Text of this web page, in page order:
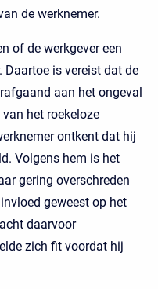
de werknemer.
of de werkgever een
Daartoe is vereist dat de
aan het ongeval
het roekeloze
ontkent dat hij
Volgens hem is het
gering overschreden
geweest op het
daarvoor
zich fit voordat hij